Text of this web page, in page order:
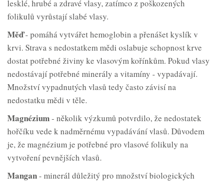
lesklé, hrubé a zdravé vlasy, zatímco z poškozených
folikulů vyrůstají slabé vlasy.
Měď- pomáhá vytvářet hemoglobin a přenášet kyslík v
krvi. Strava s nedostatkem mědi oslabuje schopnost krve
dostat potřebné živiny ke vlasovým kořínkům. Pokud vlasy
nedostávají potřebné minerály a vitamíny - vypadávají.
Množství vypadnutých vlasů tedy často závisí na
nedostatku mědi v těle.
Magnézium- několik výzkumů potvrdilo, že nedostatek
hořčíku vede k nadměrnému vypadávání vlasů. Důvodem
je, že magnézium je potřebné pro vlasové folikuly na
vytvoření pevnějších vlasů.
Mangan- minerál důležitý pro množství biologických